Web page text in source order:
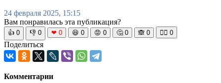
24 февраля 2025, 15:15
Вам понравилась эта публикация?
👍 0 👎 0 ❤ 0 😆 0 😡 0 🤔 0 🙈 0 🧘‍♀️ 0
Поделиться
Комментарии